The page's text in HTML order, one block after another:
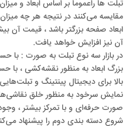
تبلت ها راعموماً بر اساس ابعاد و
مقایسه می‌کنند در نتیجه هر چه
ابعاد صفحه بزرگتر باشد ، قیمت آن
آن نیز افزایش خواهد یافت.
در بازار سه نوع تبلت به صورت : با
بزرگ ابعاد به منظور نقشه‌کشی ،
بالا برای دیجیتال پینتینگ و
نمایش سرخود به منظور خلق
صورت حرفه‌ای و با تمرکز بیشتر ،
شروع دسته بندی دوم را پیشنهاد